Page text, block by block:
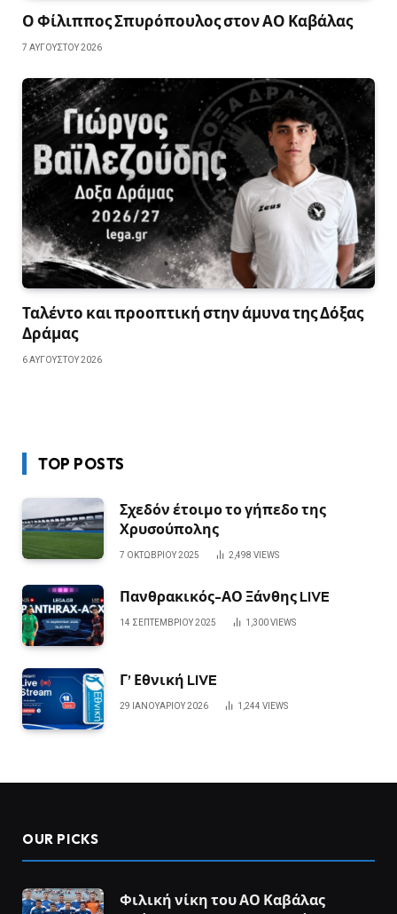
Ο Φίλιππος Σπυρόπουλος στον ΑΟ Καβάλας
7 ΑΥΓΟΎΣΤΟΥ 2026
Ταλέντο και προοπτική στην άμυνα της Δόξας
Δράμας
6 ΑΥΓΟΎΣΤΟΥ 2026
TOP POSTS
Σχεδόν έτοιμο το γήπεδο της
Χρυσούπολης
7 ΟΚΤΩΒΡΊΟΥ 2025 2,498 VIEWS
Πανθρακικός-ΑΟ Ξάνθης LIVE
14 ΣΕΠΤΕΜΒΡΊΟΥ 2025 1,300VIEWS
Γ’ Εθνική LIVE
29 ΙΑΝΟΥΑΡΊΟΥ 2026 1,244 VIEWS
OUR PICKS
Φιλική νίκη του ΑΟ Καβάλας